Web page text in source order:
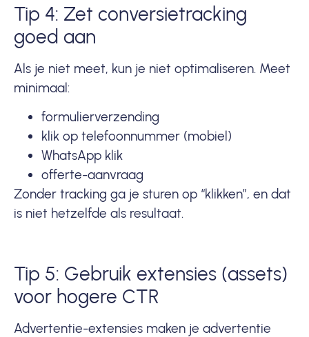
Tip 4: Zet conversietracking
goed aan
Als je niet meet, kun je niet optimaliseren. Meet
minimaal:
formulierverzending
klik op telefoonnummer (mobiel)
WhatsApp klik
offerte-aanvraag
Zonder tracking ga je sturen op “klikken”, en dat
is niet hetzelfde als resultaat.
Tip 5: Gebruik extensies (assets)
voor hogere CTR
Advertentie-extensies maken je advertentie